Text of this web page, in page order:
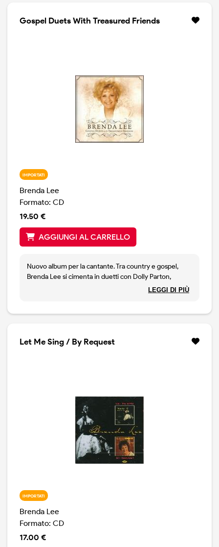
Gospel Duets With Treasured Friends
IMPORTATI
Brenda Lee
Formato: CD
19.50 €
AGGIUNGI AL CARRELLO
Nuovo album per la cantante. Tra country e gospel,
Brenda Lee si cimenta in duetti con Dolly Parton,
George Jones, Alison Krauss, Vince Gill, Emmylou
LEGGI DI PIÙ
Let Me Sing / By Request
IMPORTATI
Brenda Lee
Formato: CD
17.00 €